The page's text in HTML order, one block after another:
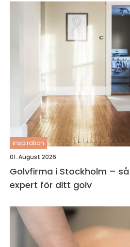
inspiration
01. August 2026
Golvfirma i Stockholm –
expert för ditt golv